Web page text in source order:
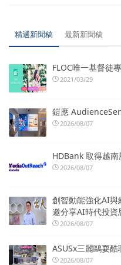
精選新聞稿 最新新聞稿
FLOC唯一基督徒
2021/03/29
鎧應
2026/08/07
HDBank 取得越
2026/08/07
創智動能強化AI與
邀分享AI時代投資
2026/08/07
ASUSx三麗鷗耍
2026/08/07